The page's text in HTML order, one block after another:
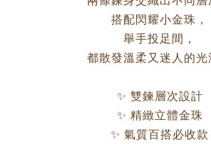
搭配閃耀小金珠，
舉手投足間，
都散發溫柔又迷人的光
✨ 雙鍊層次設計
✨ 精緻立體金珠
✨ 氣質百搭必收款